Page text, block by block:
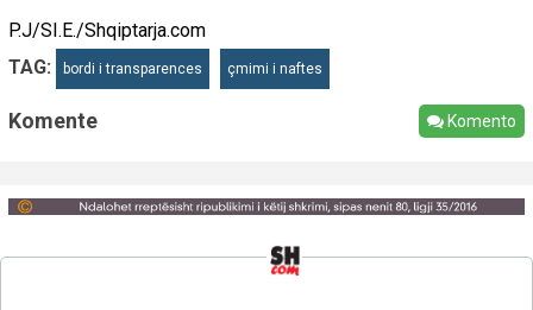
P.J/SI.E./Shqiptarja.com
TAG:
bordi i transparences çmimi i naftes
Komente Komento